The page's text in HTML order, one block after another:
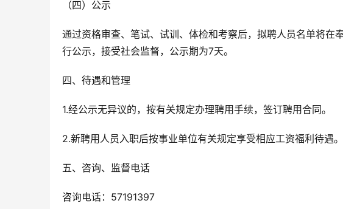
（四）公示
通过资格审查、笔试、试训、体检和考察后，拟聘人员名单将在
行公示，接受社会监督，公示期为7天。
四、待遇和管理
1.经公示无异议的，按有关规定办理聘用手续，签订聘用合同。
2.新聘用人员入职后按事业单位有关规定享受相应工资福利待遇。
五、咨询、监督电话
咨询电话：57191397